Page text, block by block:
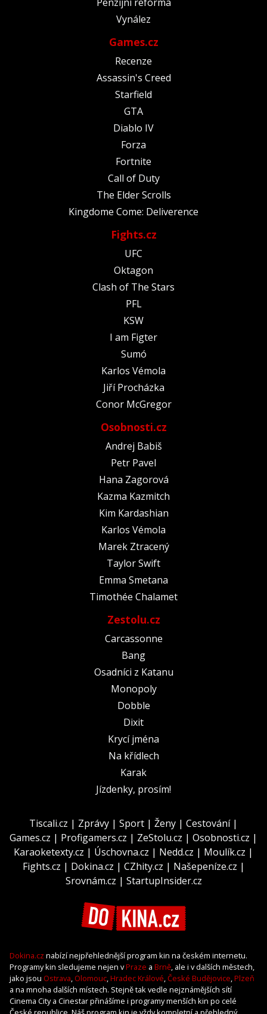
Vynález
Games.cz
Recenze
Assassin's Creed
Starfield
GTA
Diablo IV
Forza
Fortnite
Call of Duty
The Elder Scrolls
Kingdome Come: Deliverence
Fights.cz
UFC
Oktagon
Clash of The Stars
PFL
KSW
I am Figter
Sumó
Karlos Vémola
Jiří Procházka
Conor McGregor
Osobnosti.cz
Andrej Babiš
Petr Pavel
Hana Zagorová
Kazma Kazmitch
Kim Kardashian
Karlos Vémola
Marek Ztracený
Taylor Swift
Emma Smetana
Timothée Chalamet
Zestolu.cz
Carcassonne
Bang
Osadníci z Katanu
Monopoly
Dobble
Dixit
Krycí jména
Na křídlech
Karak
Jízdenky, prosím!
Tiscali.cz | Zprávy | Sport | Ženy | Cestování|
Games.cz | Profigamers.cz | ZeStolu.cz | Osobnosti.cz |
Karaoketexty.cz | Úschovna.cz | Nedd.cz | Moulík.cz |
Fights.cz | Dokina.cz | CZhity.cz | Našepeníze.cz |
Srovnám.cz | StartupInsider.cz
Dokina.cz nabízí nejpřehlednější program kin na českém internetu.
Programy kin sledujeme nejen vPraze a Brně, ale i v dalších městech,
jako jsou Ostrava, Olomouc,Hradec Králové,České Budějovice,Plzeň
a na mnoha dalších místech. Stejně tak vedle nejznámějších sítí
Cinema City a Cinestar přinášíme i programy menších kin po celé